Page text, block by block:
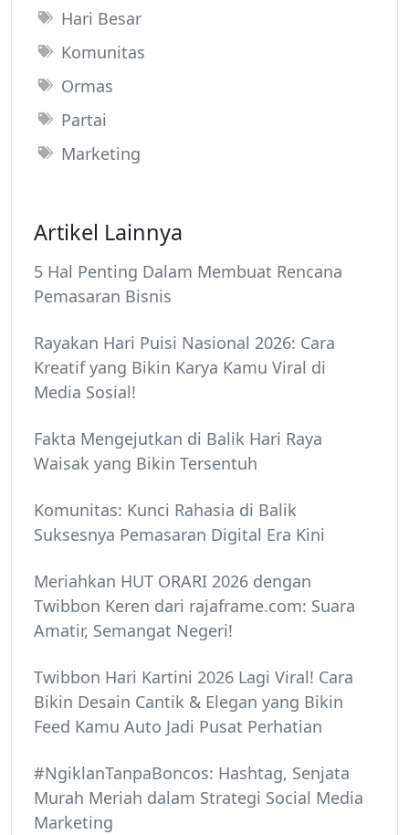
Hari Besar
Komunitas
Ormas
Partai
Marketing
Artikel Lainnya
5 Hal Penting Dalam Membuat Rencana
Pemasaran Bisnis
Rayakan Hari Puisi Nasional 2026: Cara
Kreatif yang Bikin Karya Kamu Viral di
Media Sosial!
Fakta Mengejutkan di Balik Hari Raya
Waisak yang Bikin Tersentuh
Komunitas: Kunci Rahasia di Balik
Suksesnya Pemasaran Digital Era Kini
Meriahkan HUT ORARI 2026 dengan
Twibbon Keren dari rajaframe.com: Suara
Amatir, Semangat Negeri!
Twibbon Hari Kartini 2026 Lagi Viral! Cara
Bikin Desain Cantik & Elegan yang Bikin
Feed Kamu Auto Jadi Pusat Perhatian
#NgiklanTanpaBoncos: Hashtag, Senjata
Murah Meriah dalam Strategi Social Media
Marketing